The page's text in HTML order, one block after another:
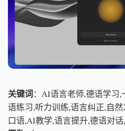
关键词 ：AI语言老师,德语学习,
语练习,听力训练,语言纠正,自
口语,AI教学,语言提升,德语对